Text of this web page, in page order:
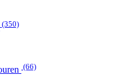
(350)
(66)